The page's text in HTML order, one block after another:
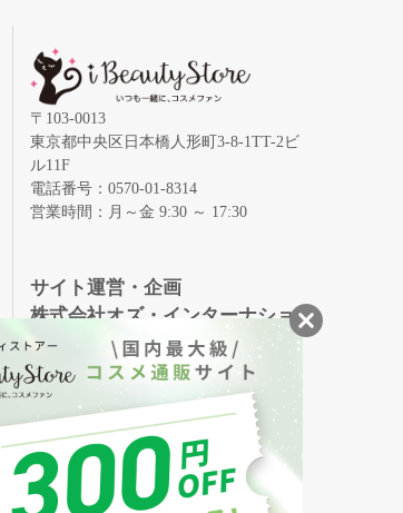
〒103-0013
東京都中央区日本橋人形町3-8-1TT-2ビ
ル11F
電話番号：0570-01-8314
営業時間：月～金 9:30 ～ 17:30
サイト運営・企画
株式会社オズ・インターナショ
ナル
創業150年、英国伝統の最高級猪毛ハン
ドメイドヘアブラシ
メイソンピアソン